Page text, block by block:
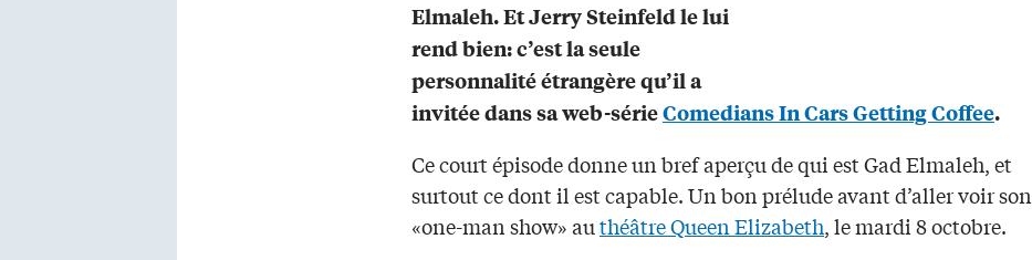
Elmaleh. Et Jerry Steinfeld le lui
rend bien: c’est la seule
personnalité étrangère qu’il a
invitée dans sa web-sérieComedians In Cars Getting Coffee.
Ce court épisode donne un bref aperçu de qui est Gad Elmaleh, et
surtout ce dont il est capable. Un bon prélude avant d’aller voir son
«one-man show» authéâtre Queen Elizabeth, le mardi 8 octobre.